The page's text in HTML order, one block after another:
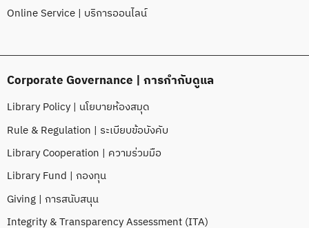
Online Service | บริการออนไลน์
Corporate Governance | การกำกับดูแล
Library Policy | นโยบายห้องสมุด
Rule & Regulation | ระเบียบข้อบังคับ
Library Cooperation | ความร่วมมือ
Library Fund | กองทุน
Giving | การสนับสนุน
Integrity & Transparency Assessment (ITA)